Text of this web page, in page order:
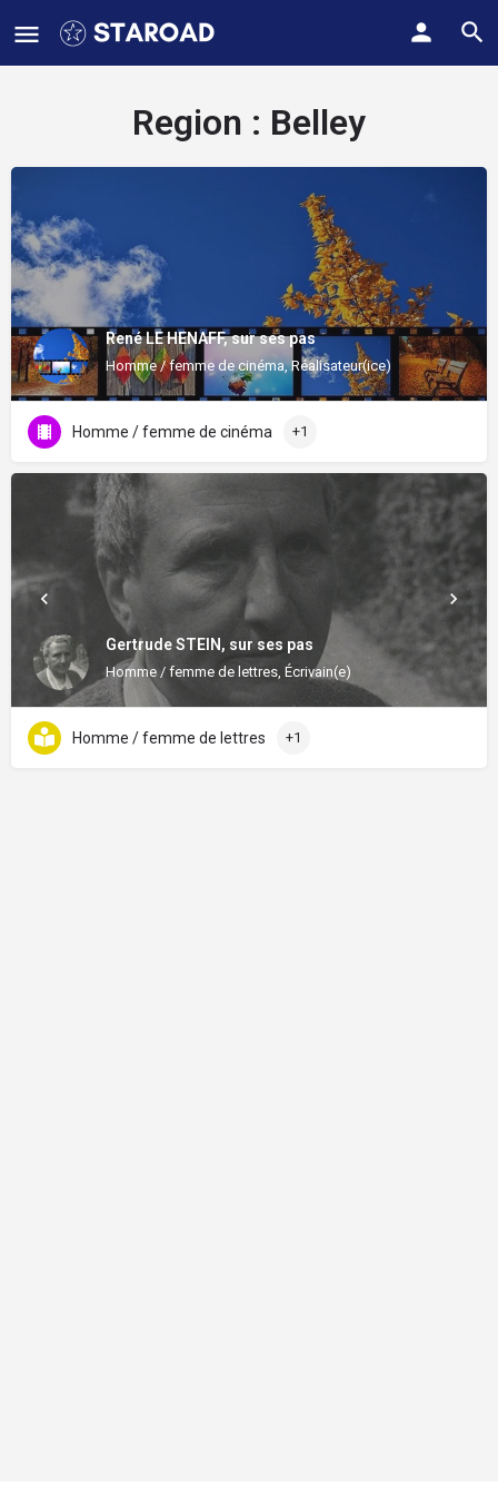
Region : Belley
René LE HENAFF, sur ses pas
Homme / femme de cinéma, Réalisateur(ice)
Homme / femme de cinéma +1
Gertrude STEIN, sur ses pas
Homme / femme de lettres, Écrivain(e)
Homme / femme de lettres +1